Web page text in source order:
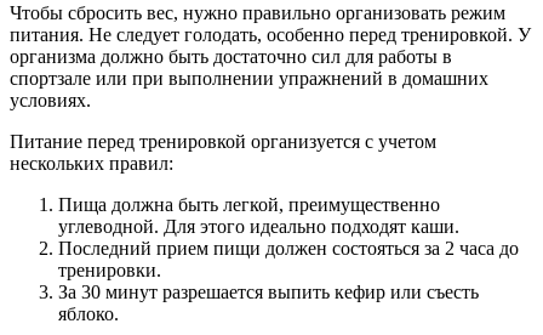
Чтобы сбросить вес, нужно правильно организовать режим
питания. Не следует голодать, особенно перед тренировкой. У
организма должно быть достаточно сил для работы в
спортзале или при выполнении упражнений в домашних
условиях.
Питание перед тренировкой организуется с учетом
нескольких правил:
Пища должна быть легкой, преимущественно
углеводной. Для этого идеально подходят каши.
Последний прием пищи должен состояться за 2 часа до
тренировки.
За 30 минут разрешается выпить кефир или съесть
яблоко.